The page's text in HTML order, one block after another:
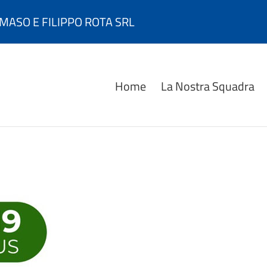
E FILIPPO ROTA SRL
Home La Nostra Squadra